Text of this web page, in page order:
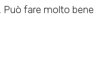
Può fare molto bene